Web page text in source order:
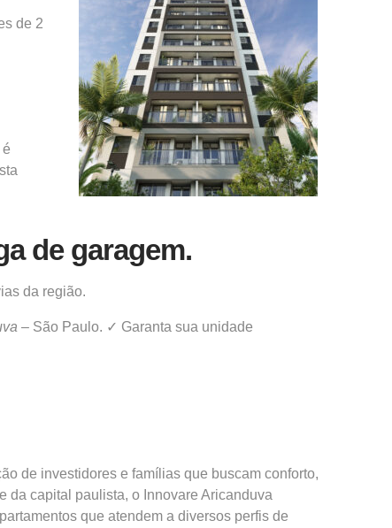
de 2
de garagem.
da região.
– São Paulo. ✓ Garanta sua unidade
de investidores e famílias que buscam conforto,
da capital paulista, o Innovare Aricanduva
que atendem a diversos perfis de